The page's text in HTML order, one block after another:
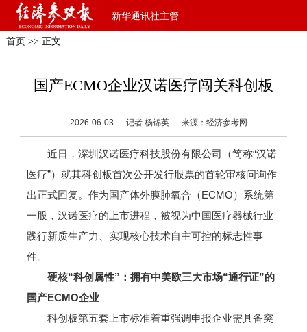
新华通讯社主管
首页 >> 正文
国产ECMO企业汉诺医疗闯关科创板
2026-06-03 记者 杨锦英 来源：经济参考网
近日，深圳汉诺医疗科技股份有限公司（简称“汉诺
医疗”）就其科创板首次公开发行股票的首轮审核问询作
出正式回复。作为国产体外膜肺氧合（ECMO）系统第
一股，汉诺医疗的上市进程，被视为中国医疗器械行业
践行新质生产力、实现核心技术自主可控的标志性事
件。
硬核“科创属性”：拥有中美欧三大市场“通行证”的
国产ECMO企业
科创板第五套上市标准着重强调申报企业需具备突